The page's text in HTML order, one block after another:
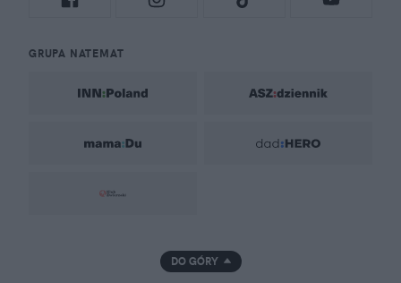
GRUPA NATEMAT
DO GÓRY